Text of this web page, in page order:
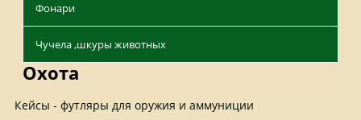
Фонари
Чучела ,шкуры животных
Охота
Кейсы - футляры для оружия и аммуниции